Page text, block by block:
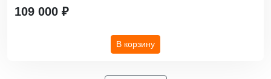
109 000 ₽
В корзину